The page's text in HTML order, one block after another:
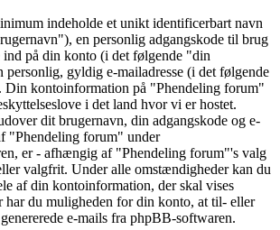
indeholde et unikt identificerbart navn
en personlig adgangskode til brug
på din konto (i det følgende "din
personlig, gyldig e-mailadresse (i det følgende
Din kontoinformation på "Phendeling forum"
i det land hvor vi er hostet.
dit brugernavn, din adgangskode og e-
"Phendeling forum" under
er - afhængig af "Phendeling forum"'s valg
valgfrit. Under alle omstændigheder kan du
af din kontoinformation, der skal vises
du muligheden for din konto, at til- eller
e-mails fra phpBB-softwaren.